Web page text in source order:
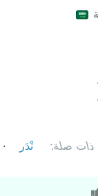
صلة: نْدَر